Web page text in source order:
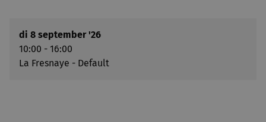
di 8 september '26
10:00 - 16:00
La Fresnaye - Default